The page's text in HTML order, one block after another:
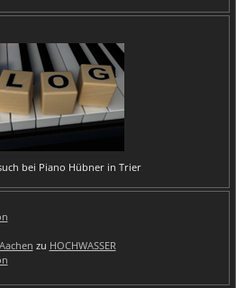
bei Piano Hübner in Trier
zu HOCHWASSER